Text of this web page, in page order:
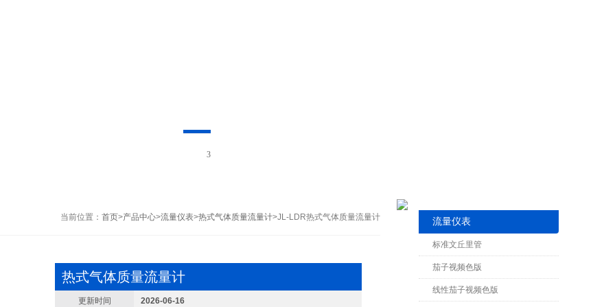
流量仪表
标准文丘里管
茄子视频色版
线性茄子视频色版
当前位置： 首页>产品中心>流量仪表>热式气体质量流量计>JL-LDR热式气体质量流量计
热式气体质量流量计
更新时间 2026-06-16